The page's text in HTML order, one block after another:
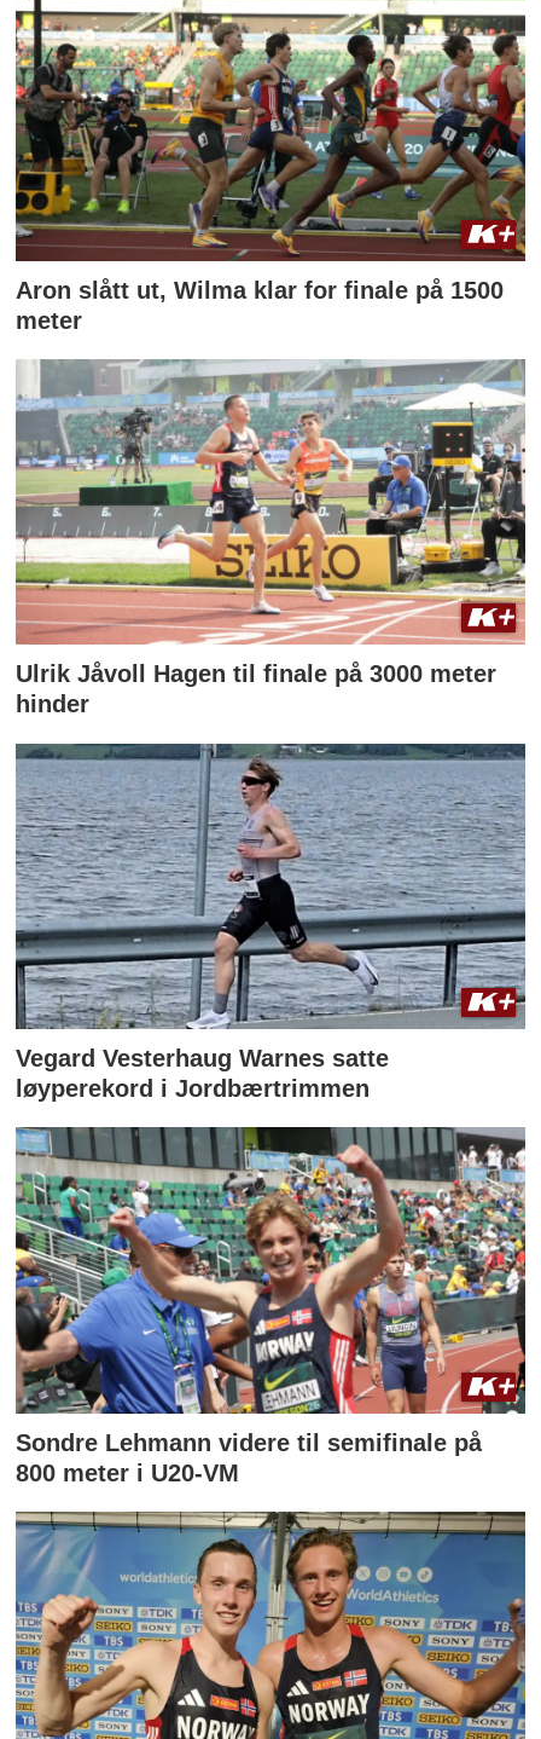
Aron slått ut, Wilma klar for finale på 1500
meter
Ulrik Jåvoll Hagen til finale på 3000 meter
hinder
Vegard Vesterhaug Warnes satte
løyperekord i Jordbærtrimmen
Sondre Lehmann videre til semifinale på
800 meter i U20-VM